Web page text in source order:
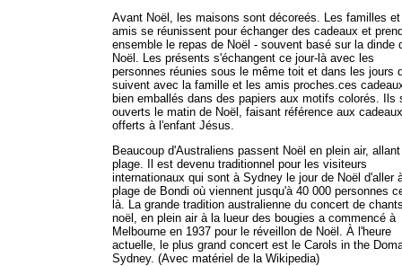
Avant Noël, les maisons sont décoreés. Les familles
amis se réunissent pour échanger des cadeaux et
ensemble le repas de Noël - souvent basé sur la dinde
Noël. Les présents s'échangent ce jour-là avec les
personnes réunies sous le même toit et dans les jours
suivent avec la famille et les amis proches.ces
bien emballés dans des papiers aux motifs colorés. Ils
ouverts le matin de Noël, faisant référence aux cadeaux
offerts à l'enfant Jésus.
Beaucoup d'Australiens passent Noël en plein air,
plage. Il est devenu traditionnel pour les visiteurs
internationaux qui sont à Sydney le jour de Noël d'aller
plage de Bondi où viennent jusqu'à 40 000 personnes
là. La grande tradition australienne du concert de
noël, en plein air à la lueur des bougies a commencé à
Melbourne en 1937 pour le réveillon de Noël. À l'heure
actuelle, le plus grand concert est le Carols in the
Sydney. (Avec matériel de la Wikipedia)